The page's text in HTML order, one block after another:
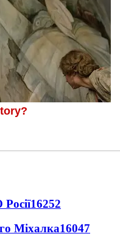
16252
Міхалка16047